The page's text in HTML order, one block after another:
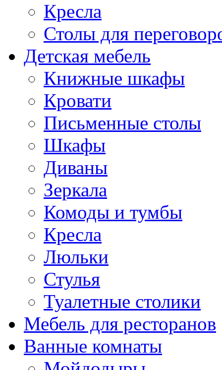
Кресла
Столы для
Детская мебель
Книжные шкафы
Кровати
Письменные столы
Шкафы
Диваны
Зеркала
Комоды и тумбы
Кресла
Люльки
Стулья
Туалетные столики
Мебель для ресторанов
Ванные комнаты